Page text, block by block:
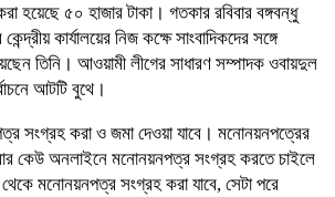
হয়েছে ৫০ হাজার টাকা। গতকার রবিবার বঙ্গবন্ধু
কার্যালয়ের নিজ কক্ষে সাংবাদিকদের সঙ্গে
তিনি। আওয়ামী লীগের সাধারণ সম্পাদক ওবায়দুল
আটটি বুথে।
সংগ্রহ করা ও জমা দেওয়া যাবে। মনোনয়নপত্রের
কেউ অনলাইনে মনোনয়নপত্র সংগ্রহ করতে চাইলে
মনোনয়নপত্র সংগ্রহ করা যাবে, সেটা পরে